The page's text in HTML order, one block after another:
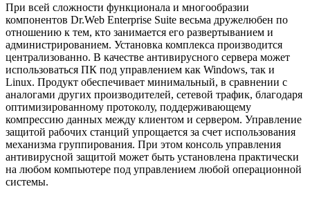
При всей сложности функционала и многообразии
компонентов Dr.Web Enterprise Suite весьма дружелюбен по
отношению к тем, кто занимается его развертыванием и
администрированием. Установка комплекса производится
централизованно. В качестве антивирусного сервера может
использоваться ПК под управлением как Windows, так и
Linux. Продукт обеспечивает минимальный, в сравнении с
аналогами других производителей, сетевой трафик, благодаря
оптимизированному протоколу, поддерживающему
компрессию данных между клиентом и сервером. Управление
защитой рабочих станций упрощается за счет использования
механизма группирования. При этом консоль управления
антивирусной защитой может быть установлена практически
на любом компьютере под управлением любой операционной
системы.